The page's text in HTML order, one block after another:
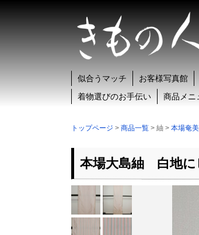
似合うマッチ お客様写真館
着物選びのお手伝い
商品メニ
トップページ > 商品一覧 > 紬 > 本場奄
本場大島紬 白地に